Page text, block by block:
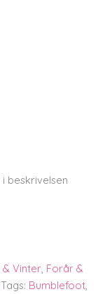
beskrivelsen
Vinter Forår &
Tags: Bumblefoot